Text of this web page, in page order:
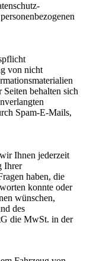
von nicht
behalten sich
Spam-E-Mails,
Ihnen jederzeit
Ihrer
haben, die
konnte oder
wünschen,
des
die MwSt. in der